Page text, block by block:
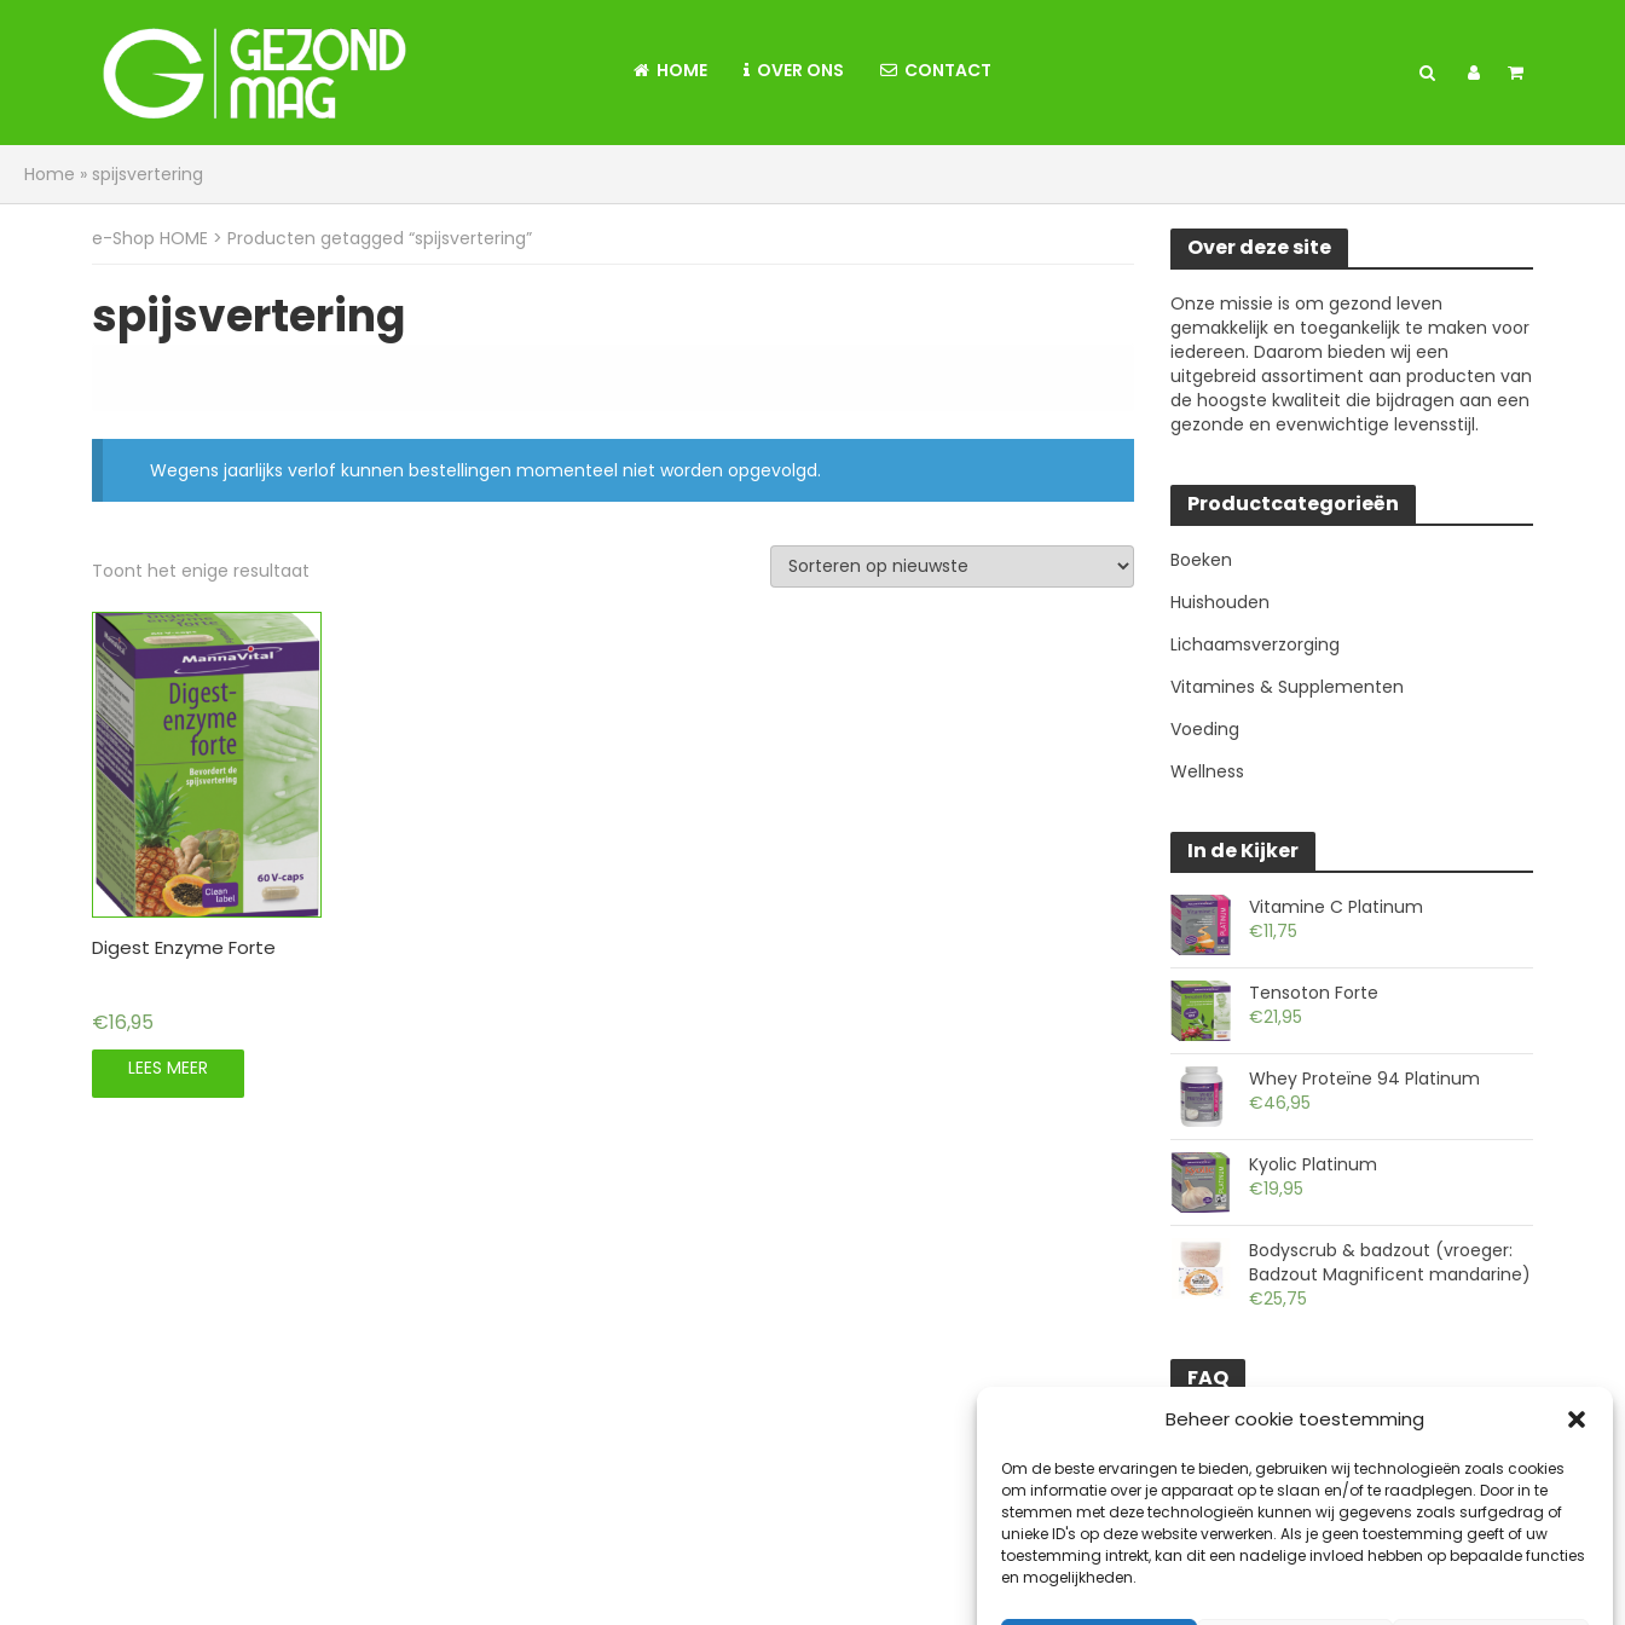
Beheer cookie toestemming
Om de beste ervaringen te bieden, gebruiken wij technologieën zoals cookies
om informatie over je apparaat op te slaan en/of te raadplegen. Door in te
stemmen met deze technologieën kunnen wij gegevens zoals surfgedrag of
unieke ID's op deze website verwerken. Als je geen toestemming geeft of uw
toestemming intrekt, kan dit een nadelige invloed hebben op bepaalde functies
en mogelijkheden.
HOME OVER ONS CONTACT
Home » spijsvertering
e-Shop HOME > Producten getagged “spijsvertering”
spijsvertering
Wegens jaarlijks verlof kunnen bestellingen momenteel niet worden opgevolgd.
Toont het enige resultaat
Digest Enzyme Forte
€16,95
LEES MEER
Over deze site
Onze missie is om gezond leven
gemakkelijk en toegankelijk te maken voor
iedereen. Daarom bieden wij een
uitgebreid assortiment aan producten van
de hoogste kwaliteit die bijdragen aan een
gezonde en evenwichtige levensstijl.
Productcategorieën
Boeken
Huishouden
Lichaamsverzorging
Vitamines & Supplementen
Voeding
Wellness
In de Kijker
Vitamine C Platinum
€11,75
Tensoton Forte
€21,95
Whey Proteïne 94 Platinum
€46,95
Kyolic Platinum
€19,95
Bodyscrub & badzout (vroeger:
Badzout Magnificent mandarine)
€25,75
FAQ
Hoeveel bedragen de verzendkosten?
Welke betaalmethodes zijn er?
Wat zijn de levertermijnen?
Hoe veilig is shoppen op Gezondmag.be?